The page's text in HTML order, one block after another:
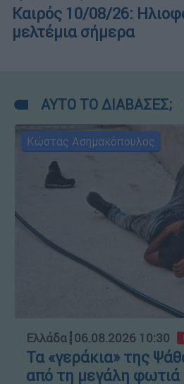
Καιρός 10/08/26:
μελτέμια σήμερα
ΑΥΤΟ ΤΟ ΔΙΑΒΑΣΕΣ;
Κώστας Ασημακόπουλος
Ελλάδα┋06.08.2026 10:30
Τα «γεράκια» της
από τη μεγάλη φωτιά